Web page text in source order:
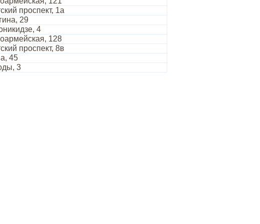
проспект, 1а
29
4
128
проспект, 8в
45
3